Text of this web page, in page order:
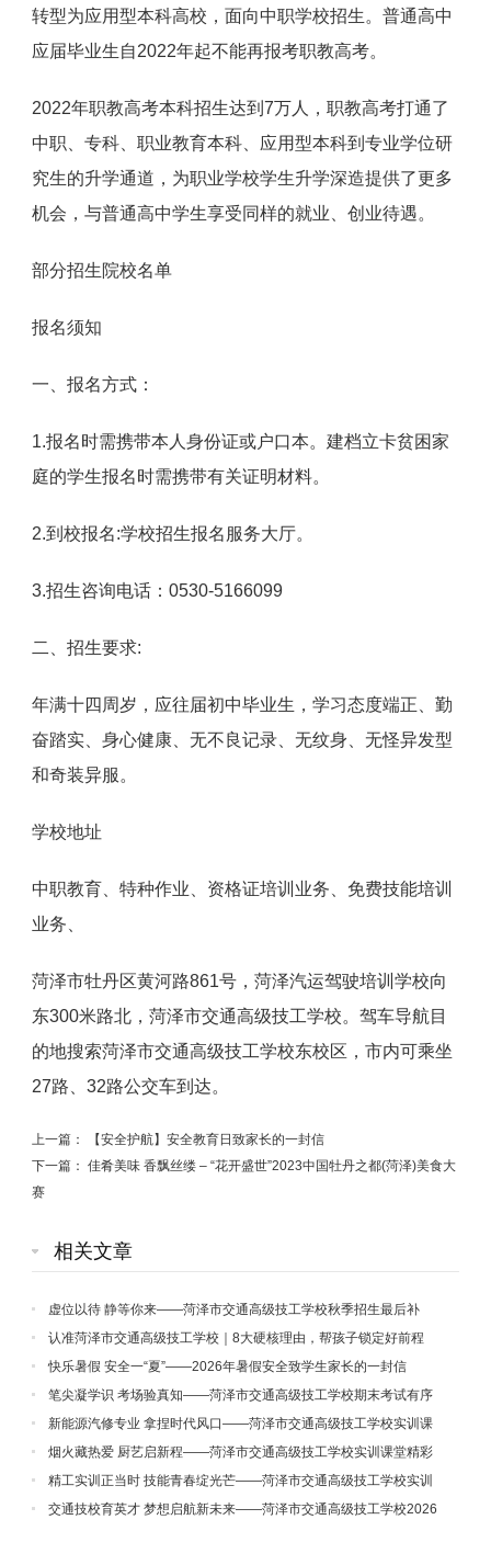
转型为应用型本科高校，面向中职学校招生。普通高中
应届毕业生自2022年起不能再报考职教高考。
2022年职教高考本科招生达到7万人，职教高考打通了
中职、专科、职业教育本科、应用型本科到专业学位研
究生的升学通道，为职业学校学生升学深造提供了更多
机会，与普通高中学生享受同样的就业、创业待遇。
部分招生院校名单
报名须知
一、报名方式：
1.报名时需携带本人身份证或户口本。建档立卡贫困家
庭的学生报名时需携带有关证明材料。
2.到校报名:学校招生报名服务大厅。
3.招生咨询电话：0530-5166099
二、招生要求:
年满十四周岁，应往届初中毕业生，学习态度端正、勤
奋踏实、身心健康、无不良记录、无纹身、无怪异发型
和奇装异服。
学校地址
中职教育、特种作业、资格证培训业务、免费技能培训
业务、
菏泽市牡丹区黄河路861号，菏泽汽运驾驶培训学校向
东300米路北，菏泽市交通高级技工学校。驾车导航目
的地搜索菏泽市交通高级技工学校东校区，市内可乘坐
27路、32路公交车到达。
上一篇：
【安全护航】安全教育日致家长的一封信
下一篇： 佳肴美味 香飘丝缕 – “花开盛世”2023中国牡丹之都(菏泽)美食大
赛
相关文章
虚位以待 静等你来——菏泽市交通高级技工学校秋季招生最后补
录！认准菏泽市交通高级技工学校｜8大硬核理由，帮孩子锁定好前程
快乐暑假 安全一“夏”——2026年暑假安全致学生家长的一封信
笔尖凝学识 考场验真知——菏泽市交通高级技工学校期末考试有序
开展新能源汽修专业 拿捏时代风口——菏泽市交通高级技工学校实训课
堂精彩纪实（三）
烟火藏热爱 厨艺启新程——菏泽市交通高级技工学校实训课堂精彩
纪实（二）
精工实训正当时 技能青春绽光芒——菏泽市交通高级技工学校实训
课堂精彩纪实（一）
交通技校育英才 梦想启航新未来——菏泽市交通高级技工学校2026